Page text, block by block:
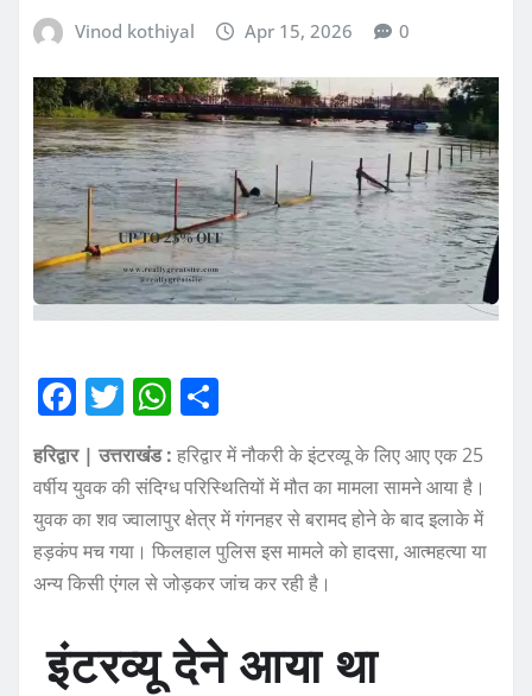
Vinod kothiyal Apr 15, 2026 0
F
a
c
e
b
o
k
T
w
it
te
r
W
h
at
s
A
p
p
h
a
re
हरिद्वार | उत्तराखंड : हरिद्वार में नौकरी के इंटरव्यू के लिए आए एक 25
वर्षीय युवक की संदिग्ध परिस्थितियों में मौत का मामला सामने आया है।
युवक का शव ज्वालापुर क्षेत्र में गंगनहर से बरामद होने के बाद इलाके में
हड़कंप मच गया। फिलहाल पुलिस इस मामले को हादसा, आत्महत्या या
अन्य किसी एंगल से जोड़कर जांच कर रही है।
इंटरव्यू देने आया था